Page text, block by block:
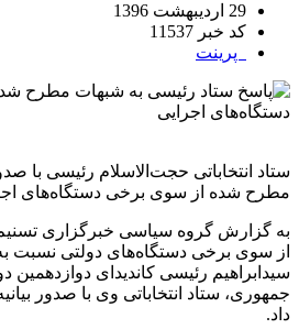
29 اردیبهشت 1396
کد خبر 11537
پرینت
ستاد انتخاباتی حجت‌الاسلام رئیسی با
مطرح شده از سوی برخی دستگاه‌های
به گزارش گروه سیاسی خبرگزاری
از سوی برخی دستگاه‌های دولتی نسبت
سیدابراهیم رئیسی کاندیدای دوازدهمین
جمهوری، ستاد انتخاباتی وی با صدور
داد.